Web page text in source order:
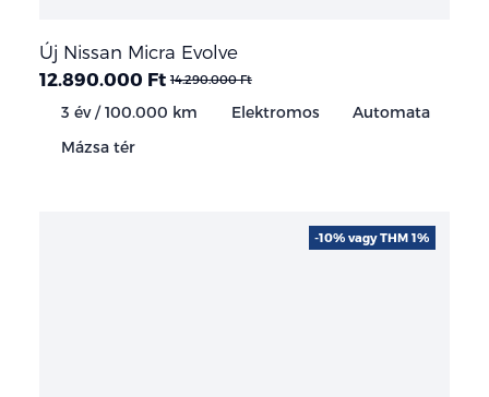
Új Nissan Micra Evolve
12.890.000 Ft 14.290.000 Ft
3 év / 100.000 km Elektromos
Automata
Mázsa tér
-10% vagy THM 1%